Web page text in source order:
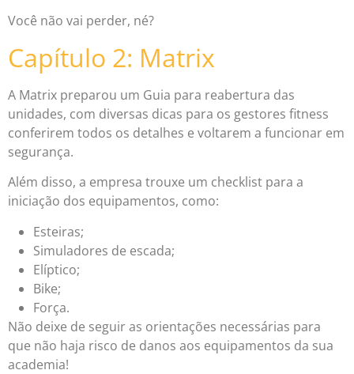
Você não vai perder, né?
Capítulo 2: Matrix
A Matrix preparou um Guia para reabertura das
unidades, com diversas dicas para os gestores fitness
conferirem todos os detalhes e voltarem a funcionar em
segurança.
Além disso, a empresa trouxe um checklist para a
iniciação dos equipamentos, como:
Esteiras;
Simuladores de escada;
Elíptico;
Bike;
Força.
Não deixe de seguir as orientações necessárias para
que não haja risco de danos aos equipamentos da sua
academia!